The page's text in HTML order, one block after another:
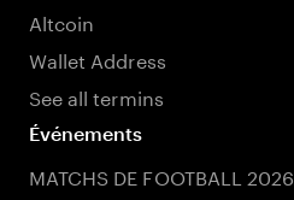
Altcoin
Wallet Address
See all termins
Événements
MATCHS DE FOOTBALL 2026